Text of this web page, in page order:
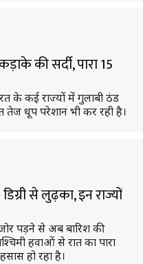
की सर्दी, पारा 15
के कई राज्यों में गुलाबी ठंड
धूप परेशान भी कर रही है।
से लुढ़का, इन राज्यों
पड़ने से अब बारिश की
हवाओं से रात का पारा
हो रहा है।